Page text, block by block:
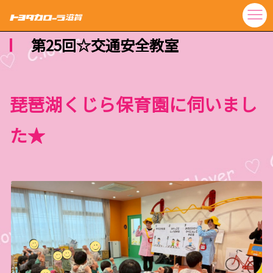
第25回☆交通安全教室
琵琶湖くじら保育園に伺いまし
た★